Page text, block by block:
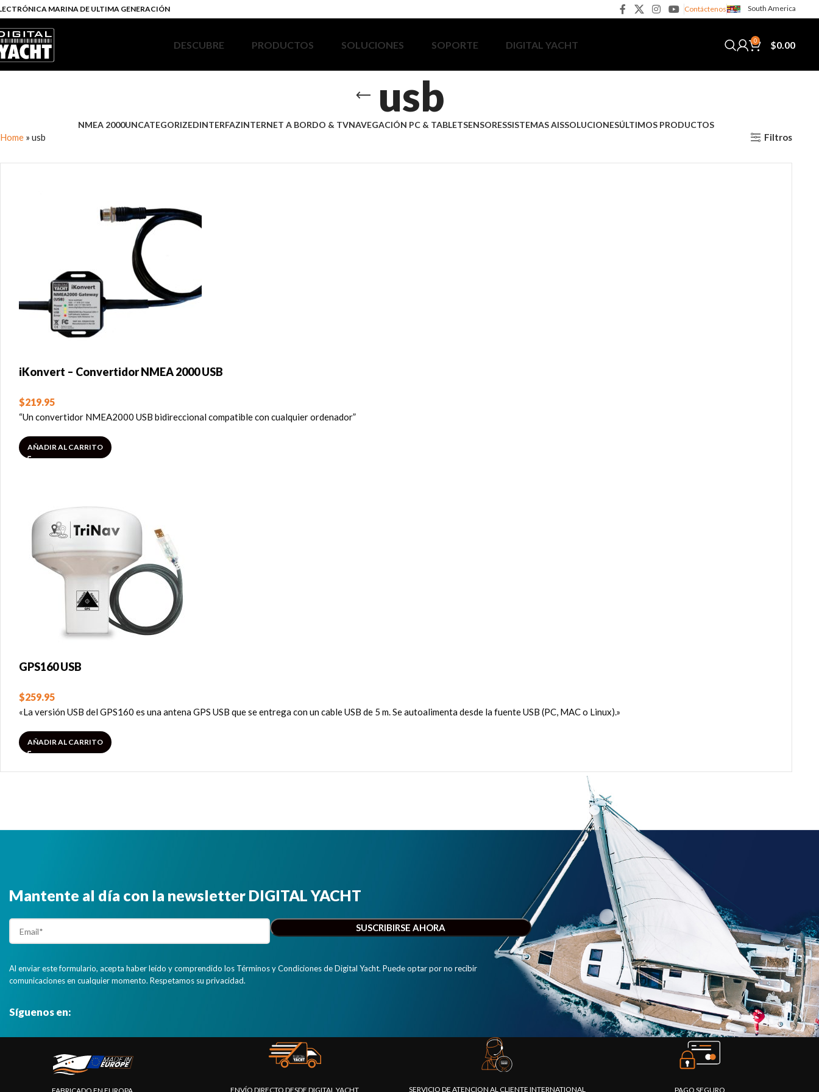
MARINA DE ULTIMA GENERACIÓN Contáctenos South America
DESCUBRE PRODUCTOS SOLUCIONES SOPORTE DIGITAL YACHT 0 $0.00
usb
NMEA 2000UNCATEGORIZEDINTERFAZINTERNET A BORDO & TVNAVEGACIÓN PC & TABLETSENSORESSISTEMAS AISSOLUCIONESÚLTIMOS PRODUCTOS
Home » usb Filtros
iKonvert – Convertidor NMEA 2000 USB
$219.95
“Un convertidor NMEA2000 USB bidireccional compatible con cualquier ordenador”
AÑADIR AL CARRITO
GPS160 USB
$259.95
«La versión USB del GPS160 es una antena GPS USB que se entrega con un cable USB de 5 m. Se autoalimenta desde la fuente USB (PC, MAC o Linux).»
AÑADIR AL CARRITO
Mantente al día con la newsletter DIGITAL YACHT
Al enviar este formulario, acepta haber leído y comprendido los Términos y Condiciones de Digital Yacht. Puede optar por no recibir
comunicaciones en cualquier momento. Respetamos su privacidad.
Síguenos en:
ENVÍO DIRECTO DESDE DIGITAL YACHT SERVICIO DE ATENCION AL CLIENTE INTERNATIONAL PAGO SEGURO